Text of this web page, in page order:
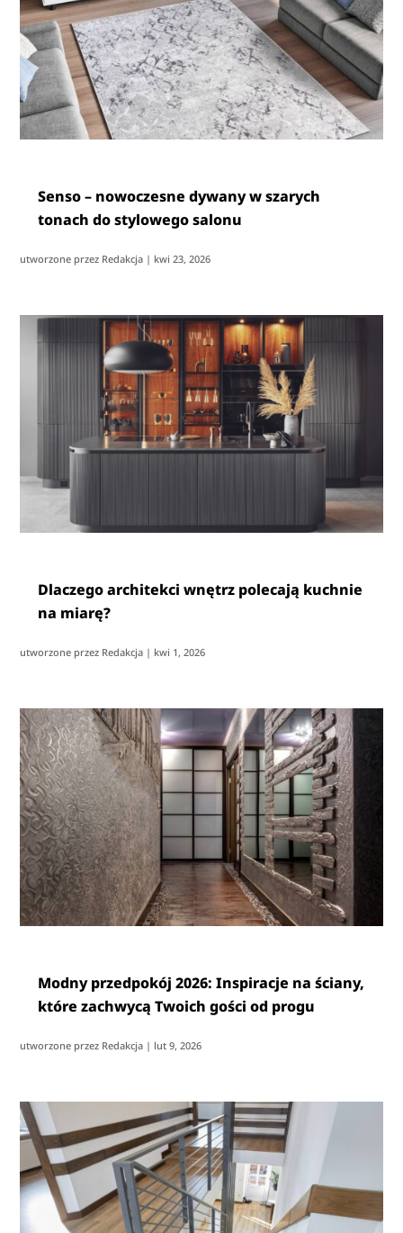
Senso – nowoczesne dywany w szarych
tonach do stylowego salonu
utworzone przez Redakcja | kwi 23, 2026
Dlaczego architekci wnętrz polecają kuchnie
na miarę?
utworzone przez Redakcja | kwi 1, 2026
Modny przedpokój 2026: Inspiracje na ściany,
które zachwycą Twoich gości od progu
utworzone przez Redakcja | lut 9, 2026